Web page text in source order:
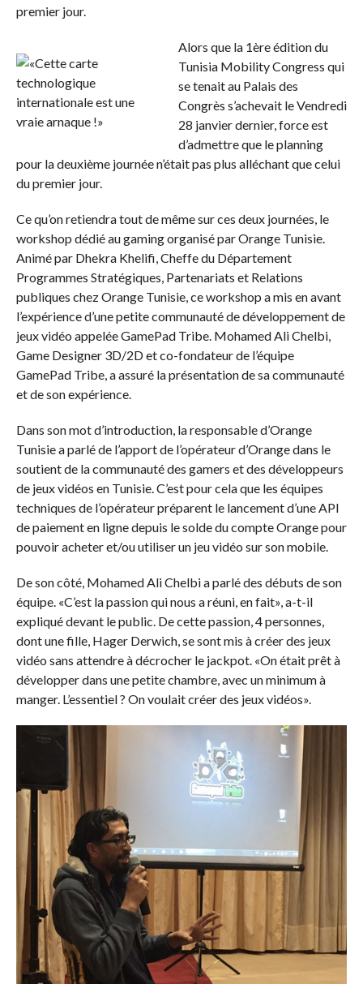
premier jour.
Alors que la 1ère édition du
Tunisia Mobility Congress qui
se tenait au Palais des
Congrès s’achevait le Vendredi
28 janvier dernier, force est
d’admettre que le planning
pour la deuxième journée n’était pas plus alléchant que celui
du premier jour.
Ce qu’on retiendra tout de même sur ces deux journées, le
workshop dédié au gaming organisé par Orange Tunisie.
Animé par Dhekra Khelifi, Cheffe du Département
Programmes Stratégiques, Partenariats et Relations
publiques chez Orange Tunisie, ce workshop a mis en avant
l’expérience d’une petite communauté de développement de
jeux vidéo appelée GamePad Tribe. Mohamed Ali Chelbi,
Game Designer 3D/2D et co-fondateur de l’équipe
GamePad Tribe, a assuré la présentation de sa communauté
et de son expérience.
Dans son mot d’introduction, la responsable d’Orange
Tunisie a parlé de l’apport de l’opérateur d’Orange dans le
soutient de la communauté des gamers et des développeurs
de jeux vidéos en Tunisie. C’est pour cela que les équipes
techniques de l’opérateur préparent le lancement d’une API
de paiement en ligne depuis le solde du compte Orange pour
pouvoir acheter et/ou utiliser un jeu vidéo sur son mobile.
De son côté, Mohamed Ali Chelbi a parlé des débuts de son
équipe. «C’est la passion qui nous a réuni, en fait», a-t-il
expliqué devant le public. De cette passion, 4 personnes,
dont une fille, Hager Derwich, se sont mis à créer des jeux
vidéo sans attendre à décrocher le jackpot. «On était prêt à
développer dans une petite chambre, avec un minimum à
manger. L’essentiel ? On voulait créer des jeux vidéos».